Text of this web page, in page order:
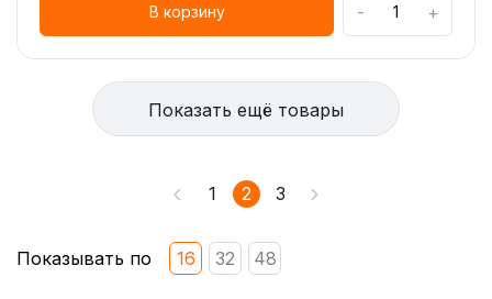
В корзину - +
Показать ещё товары
1 2 3
Показывать по 16 32 48